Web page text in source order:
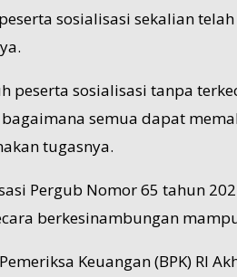
sosialisasi sekalian
peserta sosialisasi tanpa
semua dapat
tugasnya.
Pergub Nomor 65 tahun
berkesinambungan
Keuangan (BPK) RI